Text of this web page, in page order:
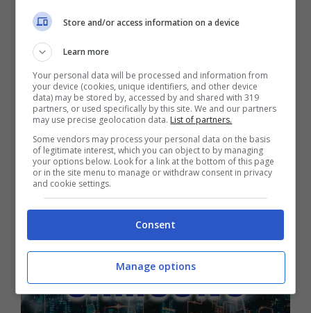
sicurezza ai suoi utenti, si trova ora in una
causa iniziata a settembre 2022. Gli utenti
sostengono che Samsung non si preoccupa
dei suoi utenti e che ne stia profilando dati
senza consenso.
Store and/or access information on a device
Learn more
Your personal data will be processed and information from
your device (cookies, unique identifiers, and other device
data) may be stored by, accessed by and shared with 319
partners, or used specifically by this site. We and our partners
may use precise geolocation data. List of partners.
Some vendors may process your personal data on the basis
of legitimate interest, which you can object to by managing
your options below. Look for a link at the bottom of this page
or in the site menu to manage or withdraw consent in privacy
and cookie settings.
Consent
Manage options